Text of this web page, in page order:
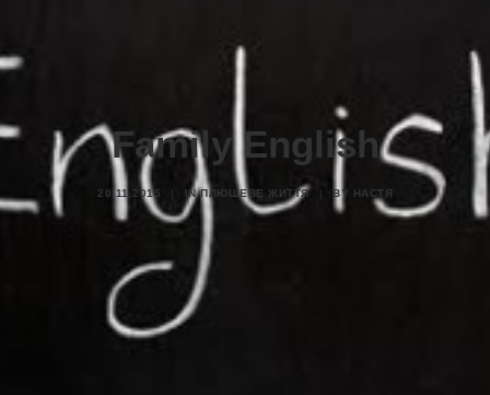
День народження
Заняття студії
Family English
20.11.2015 | INПЛЮШЕВЕ ЖИТТЯ | BY НАСТЯ